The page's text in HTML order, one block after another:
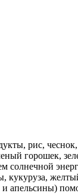
рис,
горошек,
солнечной
кукуруза,